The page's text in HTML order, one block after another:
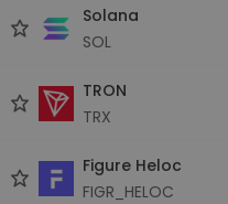
Solana
SOL
TRON
TRX
Figure Heloc
FIGR_HELOC